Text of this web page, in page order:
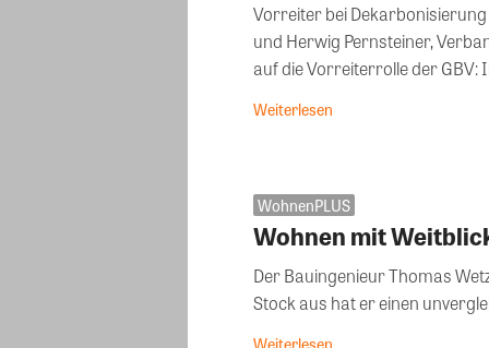
Vorreiter bei Dekarbonisierung Klaus Baringer, Verbandsobmann GBV
und Herwig Pernsteiner,
auf die Vorreiterrolle der GBV:
Weiterlesen
WohnenPLUS
Wohnen mit
Der Bauingenieur Thomas
Stock aus hat er einen
Weiterlesen